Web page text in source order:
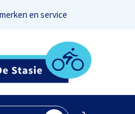
en service